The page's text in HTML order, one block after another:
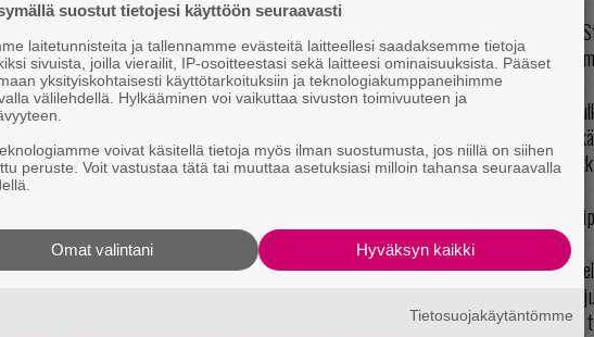
Elokuun
ilmestyivät –
Rakastettu
valtavat alet
klassikoita
Ubisoftin
Rakastettu
vuonna
muita osia voi
suostut tietojesi käyttöön seuraavasti
laitetunnisteita ja tallennamme evästeitä laitteellesi saadaksemme tietoja
sivuista, joilla vierailit, IP-osoitteestasi sekä laitteesi ominaisuuksista. Pääset
yksityiskohtaisesti käyttötarkoituksiin ja teknologiakumppaneihimme
välilehdellä. Hylkääminen voi vaikuttaa sivuston toimivuuteen ja
voivat käsitellä tietoja myös ilman suostumusta, jos niillä on siihen
peruste. Voit vastustaa tätä tai muuttaa asetuksiasi milloin tahansa seuraavalla
Hyväksyn kaikki
Omat valintani
Tietosuojakäytäntömme